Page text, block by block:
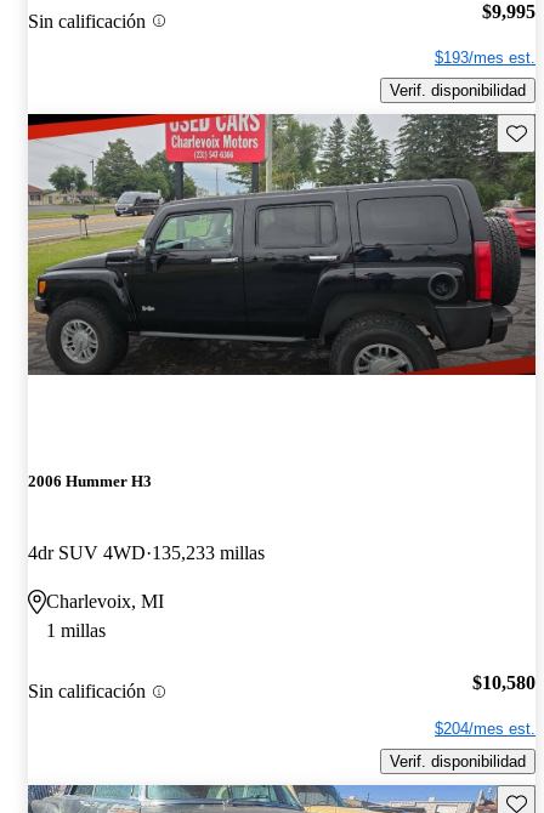
Sin calificación $9,995
$193/mes est.
Verif. disponibilidad
2006 Hummer H3
4dr SUV 4WD 135,233 millas
Charlevoix, MI
1 millas
Sin calificación $10,580
$204/mes est.
Verif. disponibilidad